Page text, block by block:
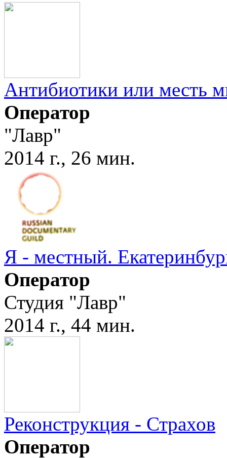
Антибиотики или месть
Оператор
"Лавр"
2014 г., 26 мин.
Я - местный.
Оператор
Студия "Лавр"
2014 г., 44 мин.
Реконструкция - Страхов
Оператор